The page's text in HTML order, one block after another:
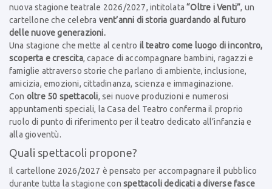
nuova stagione teatrale 2026/2027, intitolata“Oltre i Venti”, un
cartellone che celebra vent’anni di storia guardando al futuro
delle nuove generazioni.
Una stagione che mette al centro il teatro come luogo di incontro,
scoperta e crescita, capace di accompagnare bambini, ragazzi e
famiglie attraverso storie che parlano di ambiente, inclusione,
amicizia, emozioni, cittadinanza, scienza e immaginazione.
Con oltre 50 spettacoli, sei nuove produzioni e numerosi
appuntamenti speciali, la Casa del Teatro conferma il proprio
ruolo di punto di riferimento per il teatro dedicato all’infanzia e
alla gioventù.
Quali spettacoli propone?
Il cartellone 2026/2027 è pensato per accompagnare il pubblico
durante tutta la stagione con spettacoli dedicati a diverse fasce